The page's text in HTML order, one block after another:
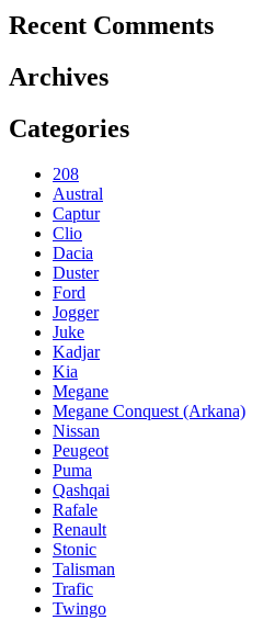
Recent Comments
Archives
Categories
208
Austral
Captur
Clio
Dacia
Duster
Ford
Jogger
Juke
Kadjar
Kia
Megane
Megane Conquest (Arkana)
Nissan
Peugeot
Puma
Qashqai
Rafale
Renault
Stonic
Talisman
Trafic
Twingo